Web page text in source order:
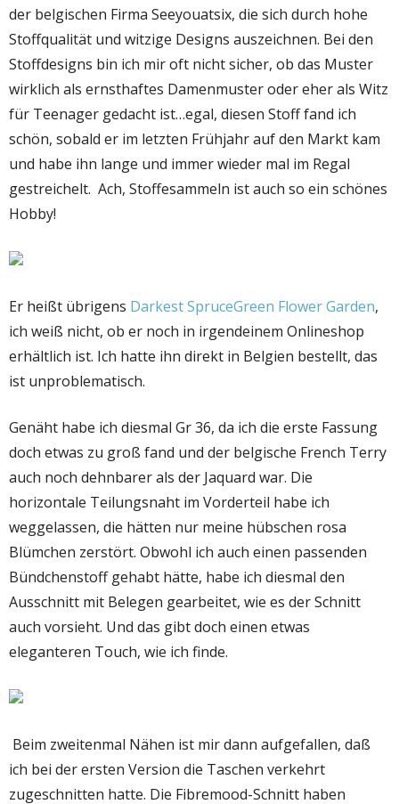
der belgischen Firma Seeyouatsix, die sich durch hohe
Stoffqualität und witzige Designs auszeichnen. Bei den
Stoffdesigns bin ich mir oft nicht sicher, ob das Muster
wirklich als ernsthaftes Damenmuster oder eher als Witz
für Teenager gedacht ist…egal, diesen Stoff fand ich
schön, sobald er im letzten Frühjahr auf den Markt kam
und habe ihn lange und immer wieder mal im Regal
gestreichelt. Ach, Stoffesammeln ist auch so ein schönes
Hobby!
Er heißt übrigens Darkest SpruceGreen Flower Garden,
ich weiß nicht, ob er noch in irgendeinem Onlineshop
erhältlich ist. Ich hatte ihn direkt in Belgien bestellt, das
ist unproblematisch.
Genäht habe ich diesmal Gr 36, da ich die erste Fassung
doch etwas zu groß fand und der belgische French Terry
auch noch dehnbarer als der Jaquard war. Die
horizontale Teilungsnaht im Vorderteil habe ich
weggelassen, die hätten nur meine hübschen rosa
Blümchen zerstört. Obwohl ich auch einen passenden
Bündchenstoff gehabt hätte, habe ich diesmal den
Ausschnitt mit Belegen gearbeitet, wie es der Schnitt
auch vorsieht. Und das gibt doch einen etwas
eleganteren Touch, wie ich finde.
Beim zweitenmal Nähen ist mir dann aufgefallen, daß
ich bei der ersten Version die Taschen verkehrt
zugeschnitten hatte. Die Fibremood-Schnitt haben